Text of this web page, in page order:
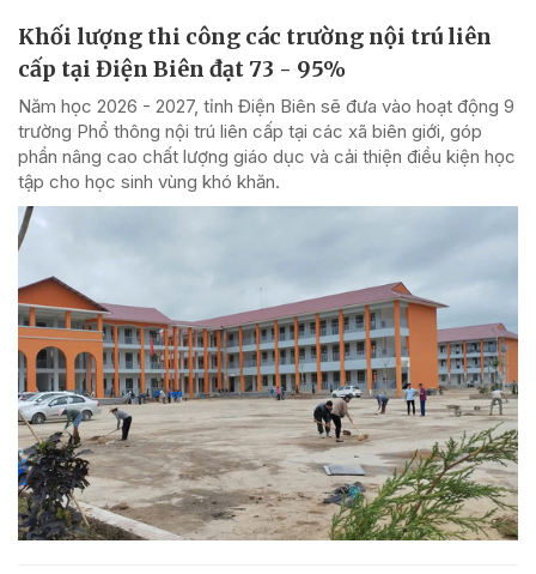
Khối lượng thi công các trường nội trú liên
cấp tại Điện Biên đạt 73 - 95%
Năm học 2026 - 2027, tỉnh Điện Biên sẽ đưa vào hoạt động 9
trường Phổ thông nội trú liên cấp tại các xã biên giới, góp
phần nâng cao chất lượng giáo dục và cải thiện điều kiện học
tập cho học sinh vùng khó khăn.